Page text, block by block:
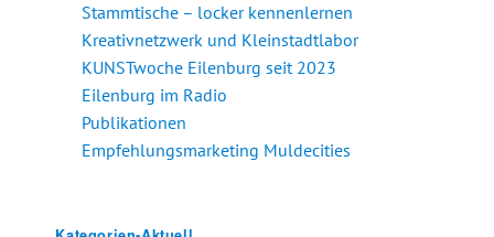
Stammtische – locker kennenlernen
Kreativnetzwerk und Kleinstadtlabor
KUNSTwoche Eilenburg seit 2023
Eilenburg im Radio
Publikationen
Empfehlungsmarketing Muldecities